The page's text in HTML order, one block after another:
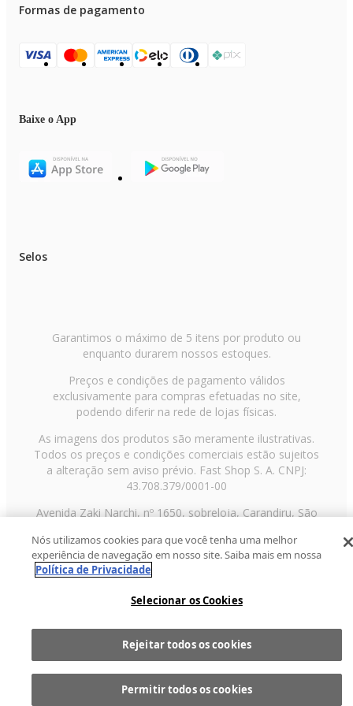
Comprar
Formas de pagamento
Baixe o App
Selos
Garantimos o máximo de 5 itens por produto ou
enquanto durarem nossos estoques.
Preços e condições de pagamento válidos
exclusivamente para compras efetuadas no site,
podendo diferir na rede de lojas físicas.
As imagens dos produtos são meramente ilustrativas.
Todos os preços e condições comerciais estão sujeitos
a alteração sem aviso prévio. Fast Shop S. A. CNPJ:
43.708.379/0001-00
Avenida Zaki Narchi, nº 1650, sobreloja, Carandiru, São
2013 Fast Shop - Todos os direitos reservadosRF
Nós utilizamos cookies para que você tenha uma melhor
experiência de navegação em nosso site. Saiba mais em nossa
Política de Privacidade
Selecionar os Cookies
Rejeitar todos os cookies
Permitir todos os cookies